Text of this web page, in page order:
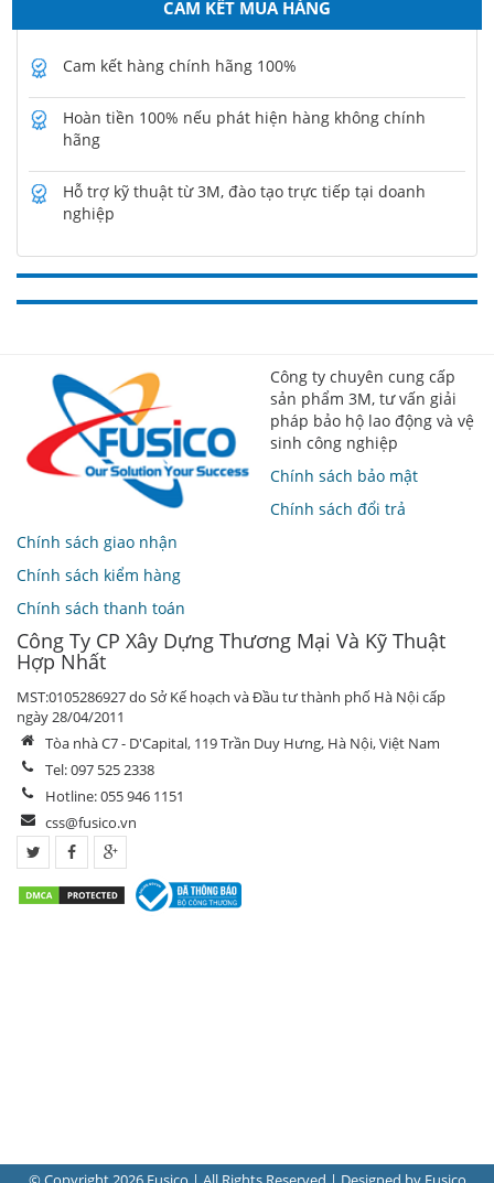
CAM KẾT MUA HÀNG
Cam kết hàng chính hãng 100%
Hoàn tiền 100% nếu phát hiện hàng không chính
hãng
Hỗ trợ kỹ thuật từ 3M, đào tạo trực tiếp tại doanh
nghiệp
Công ty chuyên cung cấp
sản phẩm 3M, tư vấn giải
pháp bảo hộ lao động và vệ
sinh công nghiệp
Chính sách bảo mật
Chính sách đổi trả
Chính sách giao nhận
Chính sách kiểm hàng
Chính sách thanh toán
Công Ty CP Xây Dựng Thương Mại Và Kỹ Thuật
Hợp Nhất
MST:0105286927 do Sở Kế hoạch và Đầu tư thành phố Hà Nội cấp
ngày 28/04/2011
Tòa nhà C7 - D'Capital, 119 Trần Duy Hưng, Hà Nội, Việt Nam
Tel: 097 525 2338
Hotline: 055 946 1151
css@fusico.vn